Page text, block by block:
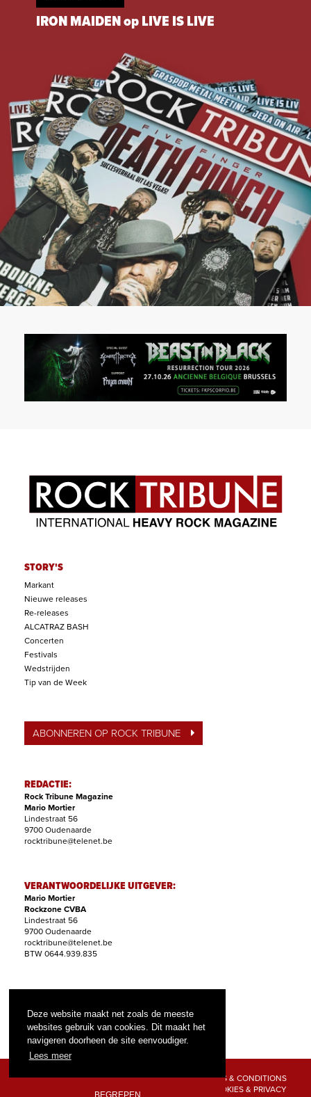
Deze website maakt net zoals de meeste
websites gebruik van cookies. Dit maakt het
navigeren doorheen de site eenvoudiger.
Lees meer
BEGREPEN
IRON MAIDEN op LIVE IS LIVE
STORY'S
Markant
Nieuwe releases
Re-releases
ALCATRAZ BASH
Concerten
Festivals
Wedstrijden
Tip van de Week
ABONNEREN OP ROCK TRIBUNE
REDACTIE:
Rock Tribune Magazine
Mario Mortier
Lindestraat 56
9700 Oudenaarde
rocktribune@telenet.be
VERANTWOORDELIJKE UITGEVER:
Mario Mortier
Rockzone CVBA
Lindestraat 56
9700 Oudenaarde
rocktribune@telenet.be
BTW 0644.939.835
Filip Nollet
abonnementen@rock-tribune.com
TERMS & CONDITIONS
COOKIES & PRIVACY